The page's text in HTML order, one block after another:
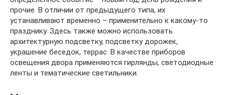
прочие. В отличии от предыдущего типа, их
устанавливают временно – применительно к какому-то
празднику. Здесь также можно использовать
архитектурную подсветку, подсветку дорожек,
украшение беседок, террас. В качестве приборов
освещения двора применяются гирлянды, светодиодные
ленты и тематические светильники.